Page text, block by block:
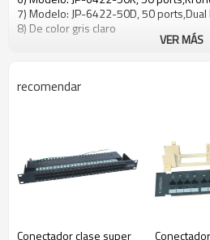
7) Modelo: JP-6422-50D, 50 ports,Dual
8) De color gris claro
VER MÁS
recomendar
Conectador clase super